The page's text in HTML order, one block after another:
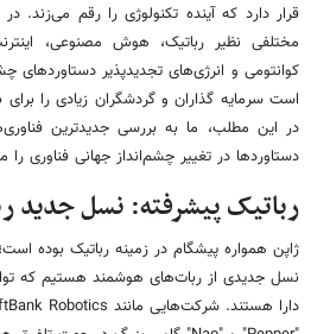
قرار دارد که آینده تکنولوژی را رقم می‌زند.
مختلفی نظیر رباتیک، هوش مصنوعی،
کوانتومی و انرژی‌های تجدیدپذیر
است سرمایه گذاران و گردشگران زیادی را برای
در این مطلب، ما به بررسی جدیدترین
دستاوردها در تغییر چشم‌انداز جهانی فناوری را
رباتیک پیشرفته: نسل جدید
ژاپن همواره پیشگام در زمینه رباتیک بوده
نسل جدیدی از ربات‌های هوشمند هستیم که